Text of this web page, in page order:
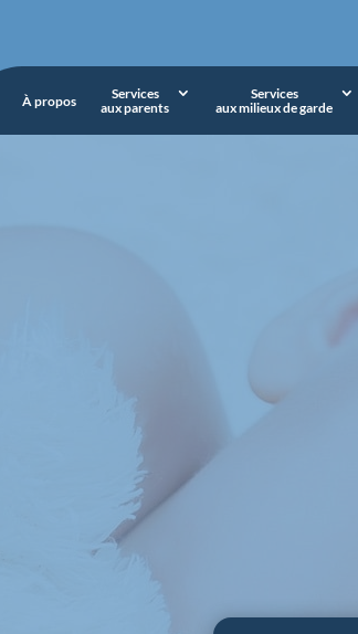
À propos
Services
aux parents
Services
aux milieux de garde